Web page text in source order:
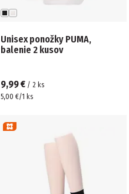
Unisex ponožky PUMA,
balenie 2 kusov
9,99 € / 2 ks
5,00 €/1 ks